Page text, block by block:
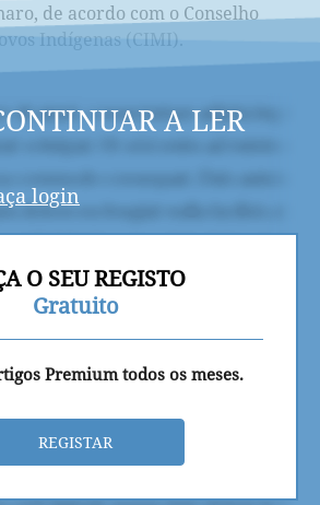
de acordo com o Conselho
Indígenas (CIMI).
A LER
login
O SEU REGISTO
Gratuito
Premium todos os meses.
REGISTAR